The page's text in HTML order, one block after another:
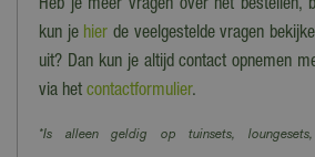
Heb je meer vragen over het bestellen,
kun je hier de veelgestelde vragen
uit? Dan kun je altijd contact opnemen
via het contactformulier.
*Is alleen geldig op tuinsets, loungesets,